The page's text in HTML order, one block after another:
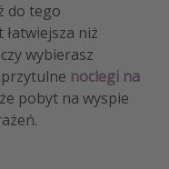
do tego
niż
wybierasz
przytulne noclegi na
pobyt na wyspie